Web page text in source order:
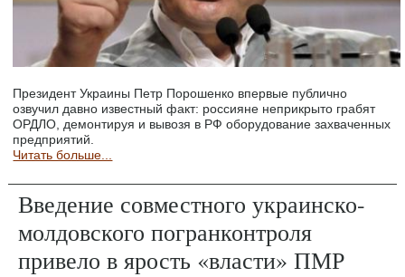
Президент Украины Петр Порошенко впервые публично
озвучил давно известный факт: россияне неприкрыто грабят
ОРДЛО, демонтируя и вывозя в РФ оборудование захваченных
предприятий.
Читать больше...
Введение совместного украинско-
молдовского погранконтроля
привело в ярость «власти» ПМР